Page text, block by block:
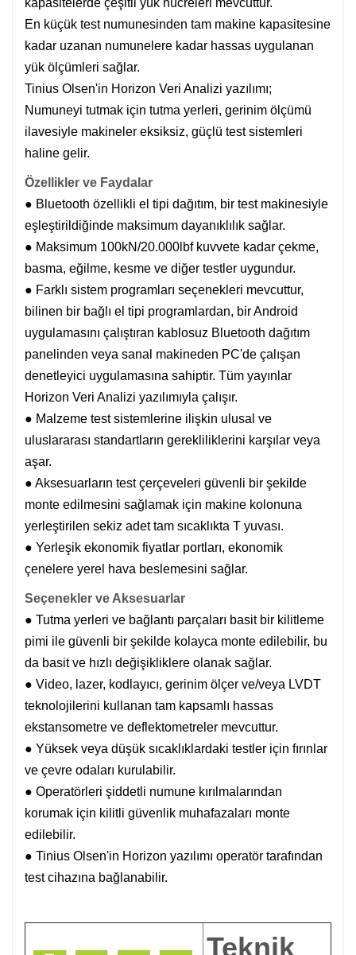
En küçük test numunesinden tam makine kapasitesine
kadar uzanan numunelere kadar hassas uygulanan
yük ölçümleri sağlar.
Tinius Olsen'in Horizon Veri Analizi yazılımı;
Numuneyi tutmak için tutma yerleri, gerinim ölçümü
ilavesiyle makineler eksiksiz, güçlü test sistemleri
haline gelir.
Özellikler ve Faydalar
● Bluetooth özellikli el tipi dağıtım, bir test makinesiyle
eşleştirildiğinde maksimum dayanıklılık sağlar.
● Maksimum 100kN/20.000lbf kuvvete kadar çekme,
basma, eğilme, kesme ve diğer testler uygundur.
● Farklı sistem programları seçenekleri mevcuttur,
bilinen bir bağlı el tipi programlardan, bir Android
uygulamasını çalıştıran kablosuz Bluetooth dağıtım
panelinden veya sanal makineden PC'de çalışan
denetleyici uygulamasına sahiptir. Tüm yayınlar
Horizon Veri Analizi yazılımıyla çalışır.
● Malzeme test sistemlerine ilişkin ulusal ve
uluslararası standartların gerekliliklerini karşılar veya
aşar.
● Aksesuarların test çerçeveleri güvenli bir şekilde
monte edilmesini sağlamak için makine kolonuna
yerleştirilen sekiz adet tam sıcaklıkta T yuvası.
● Yerleşik ekonomik fiyatlar portları, ekonomik
çenelere yerel hava beslemesini sağlar.
Seçenekler ve Aksesuarlar
● Tutma yerleri ve bağlantı parçaları basit bir kilitleme
pimi ile güvenli bir şekilde kolayca monte edilebilir, bu
da basit ve hızlı değişikliklere olanak sağlar.
● Video, lazer, kodlayıcı, gerinim ölçer ve/veya LVDT
teknolojilerini kullanan tam kapsamlı hassas
ekstansometre ve deflektometreler mevcuttur.
● Yüksek veya düşük sıcaklıklardaki testler için fırınlar
ve çevre odaları kurulabilir.
● Operatörleri şiddetli numune kırılmalarından
korumak için kilitli güvenlik muhafazaları monte
edilebilir.
● Tinius Olsen'in Horizon yazılımı operatör tarafından
test cihazına bağlanabilir.
Teknik